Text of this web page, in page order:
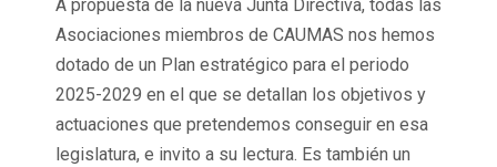
A propuesta de la nueva Junta Directiva, todas las
Asociaciones miembros de CAUMAS nos hemos
dotado de un Plan estratégico para el periodo
2025-2029 en el que se detallan los objetivos y
actuaciones que pretendemos conseguir en esa
legislatura, e invito a su lectura. Es también un